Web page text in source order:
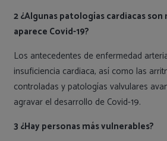
2 ¿Algunas patologías cardiacas son
aparece Covid-19?
Los antecedentes de enfermedad
insuficiencia cardiaca, así como las
controladas y patologías valvulares
agravar el desarrollo de Covid-19.
3 ¿Hay personas más vulnerables?